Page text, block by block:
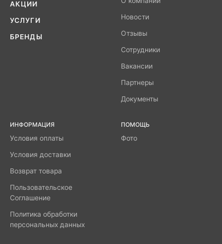
АКЦИИ
УСЛУГИ
БРЕНДЫ
Новости
Отзывы
Сотрудники
Вакансии
Партнеры
Документы
ИНФОРМАЦИЯ
Условия оплаты
Условия доставки
Возврат товара
Пользовательское
Соглашение
Политика обработки
персональных данных
ПОМОЩЬ
Фото